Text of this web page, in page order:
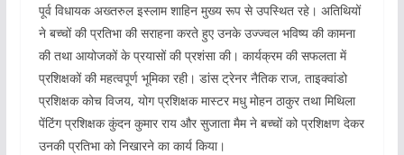
पूर्व विधायक अख्तरुल इस्लाम शाहिन मुख्य रूप से उपस्थित रहे। अतिथियों
ने बच्चों की प्रतिभा की सराहना करते हुए उनके उज्ज्वल भविष्य की कामना
की तथा आयोजकों के प्रयासों की प्रशंसा की। कार्यक्रम की सफलता में
प्रशिक्षकों की महत्वपूर्ण भूमिका रही। डांस ट्रेनर नैतिक राज, ताइक्वांडो
प्रशिक्षक कोच विजय, योग प्रशिक्षक मास्टर मधु मोहन ठाकुर तथा मिथिला
पेंटिंग प्रशिक्षक कुंदन कुमार राय और सुजाता मैम ने बच्चों को प्रशिक्षण देकर
उनकी प्रतिभा को निखारने का कार्य किया।